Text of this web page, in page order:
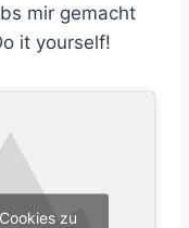
mir gemacht
it yourself!
zu